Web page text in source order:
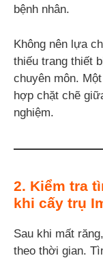
bệnh nhân.
Không nên lựa
thiếu trang thiết
chuyên môn.
hợp chặt chẽ
nghiệm.
2. Kiểm tra
khi cấy trụ
Sau khi mất
theo thời gian.